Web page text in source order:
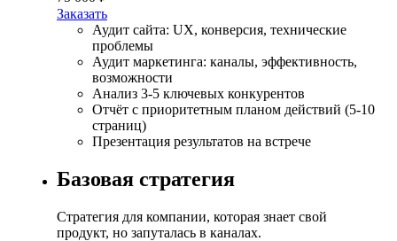
Заказать
Аудит сайта: UX, конверсия, технические
проблемы
Аудит маркетинга: каналы, эффективность,
возможности
Анализ 3-5 ключевых конкурентов
Отчёт с приоритетным планом действий (5-10
страниц)
Презентация результатов на встрече
Базовая стратегия
Стратегия для компании, которая знает свой
продукт, но запуталась в каналах.